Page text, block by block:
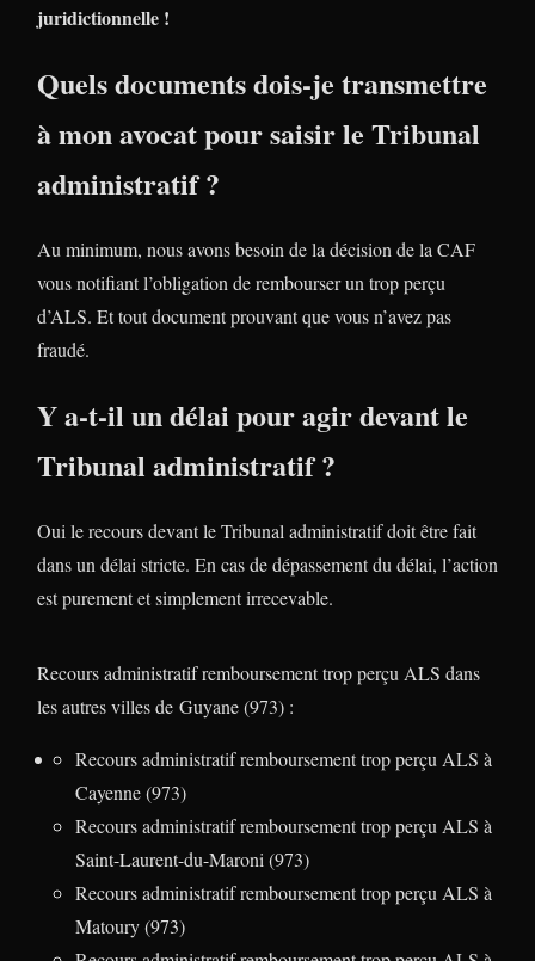
juridictionnelle !
Quels documents dois-je transmettre
à mon avocat pour saisir le Tribunal
administratif ?
Au minimum, nous avons besoin de la décision de la CAF
vous notifiant l’obligation de rembourser un trop perçu
d’ALS. Et tout document prouvant que vous n’avez pas
fraudé.
Y a-t-il un délai pour agir devant le
Tribunal administratif ?
Oui le recours devant le Tribunal administratif doit être fait
dans un délai stricte. En cas de dépassement du délai, l’action
est purement et simplement irrecevable.
Recours administratif remboursement trop perçu ALS dans
les autres villes de Guyane (973) :
Recours administratif remboursement trop perçu ALS à
Cayenne (973)
Recours administratif remboursement trop perçu ALS à
Saint-Laurent-du-Maroni (973)
Recours administratif remboursement trop perçu ALS à
Matoury (973)